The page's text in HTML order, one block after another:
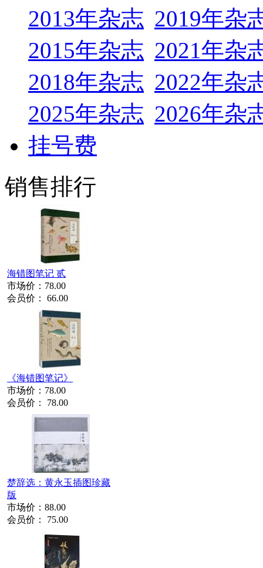
2013年杂志 2019年杂
2015年杂志 2021年杂
2018年杂志 2022年杂
2025年杂志 2026年杂
挂号费
销售排行
海错图笔记 贰
市场价： 78.00
会员价： 66.00
《海错图笔记》
市场价： 78.00
会员价： 78.00
楚辞选：黄永玉插图珍藏
版
市场价： 88.00
会员价： 75.00